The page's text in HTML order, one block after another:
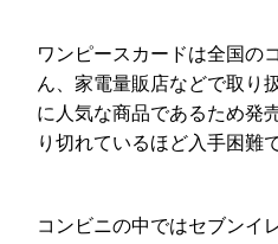
ワンピースカードは全国の
ん、家電量販店などで取り
に人気な商品であるため発
り切れているほど入手困難
コンビニの中ではセブンイ